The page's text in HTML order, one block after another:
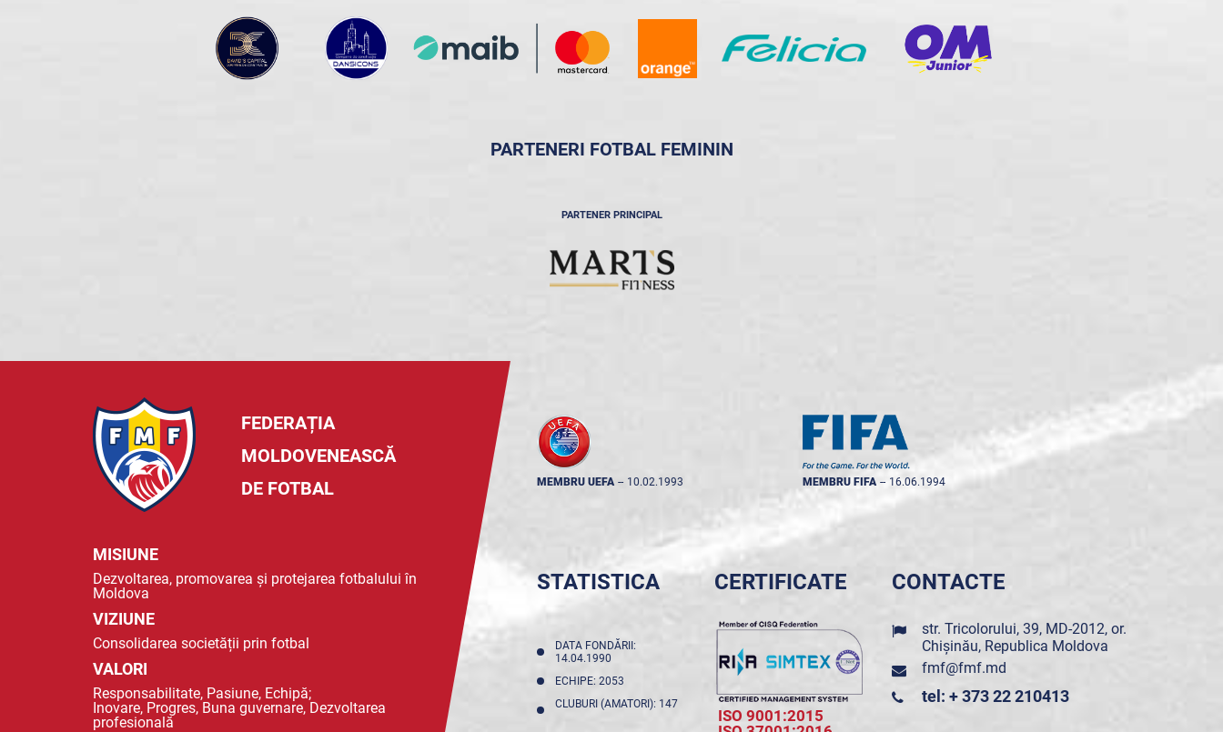
PARTENERI FOTBAL FEMININ
PARTENER PRINCIPAL
FEDERAȚIA
MOLDOVENEASCĂ
DE FOTBAL
MISIUNE
Dezvoltarea, promovarea și protejarea fotbalului în
Moldova
VIZIUNE
Consolidarea societății prin fotbal
VALORI
Responsabilitate, Pasiune, Echipă;
Inovare, Progres, Buna guvernare, Dezvoltarea
profesională
MEMBRU UEFA -- 10.02.1993 MEMBRU FIFA -- 16.06.1994
STATISTICA
DATA FONDĂRII:
14.04.1990
ECHIPE: 2053
CLUBURI (AMATORI): 147
CERTIFICATE
ISO 9001:2015
CONTACTE
str. Tricolorului, 39, MD-2012, or.
Chișinău, Republica Moldova
fmf@fmf.md
tel: + 373 22 210413